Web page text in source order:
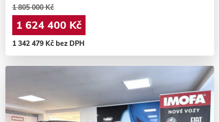
1 805 000 Kč
1 624 400 Kč
1 342 479 Kč bez DPH